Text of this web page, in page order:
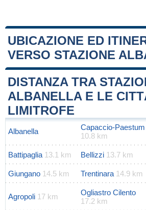
UBICAZIONE ED
VERSO STAZIONE
+
−
Leaflet|Map data ©
DISTANZA TRA
ALBANELLA E LE
LIMITROFE
Albanella
Capaccio-Paestum
10.8 km
Battipaglia 13.1 km Bellizzi 13.7 km
Giungano 14.5 km Trentinara 14.9 km
Agropoli 17 km
Ogliastro Cilento
17.2 km